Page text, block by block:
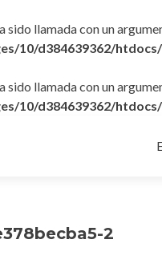
sido llamada con un
10/d384639362/
sido llamada con un
10/d384639362/
2